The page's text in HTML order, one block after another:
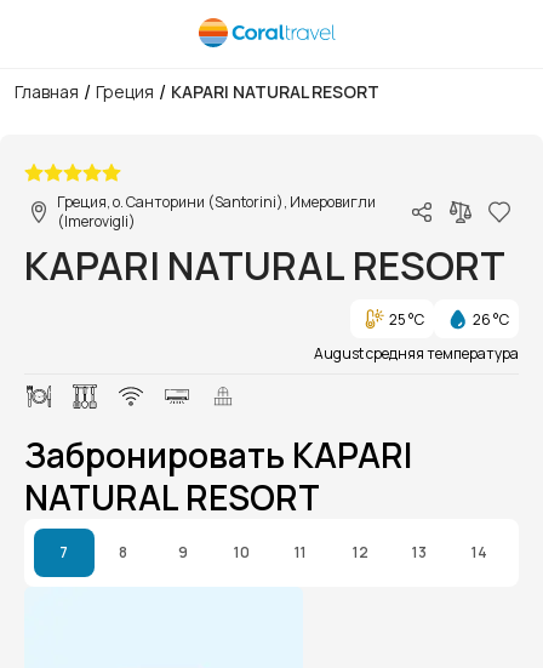
Главная / Греция / KAPARI NATURAL RESORT
Греция, о. Санторини (Santorini), Имеровигли
(Imerovigli)
KAPARI NATURAL RESORT
25 °C
26 °C
August средняя температура
Забронировать KAPARI
NATURAL RESORT
7 8 9 10 11 12 13 14